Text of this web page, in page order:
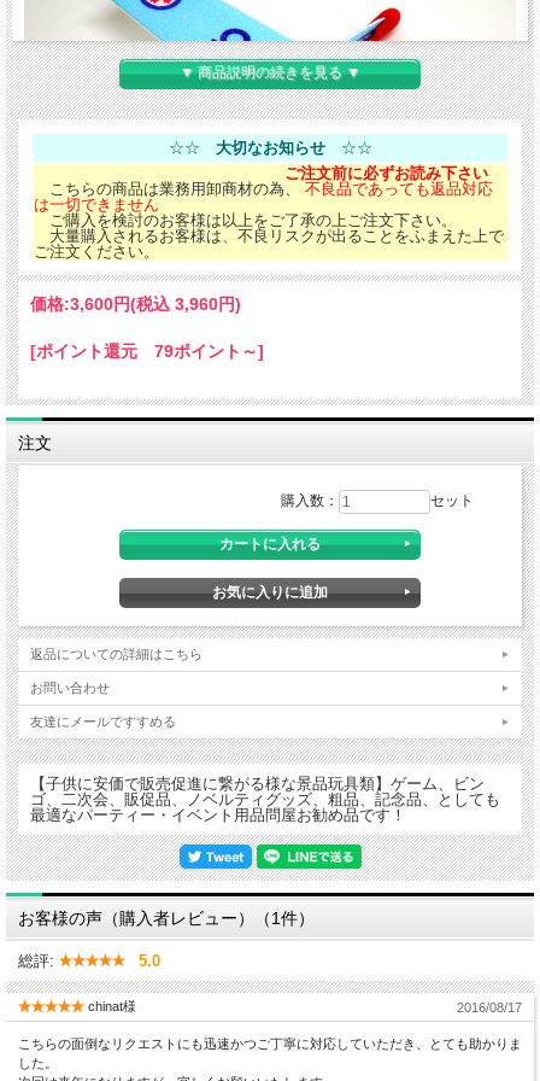
袋サイズ24×8.5cm、色柄アソート、組立て式。
▼ 商品説明の続きを見る ▼
☆☆ 大切なお知らせ☆☆
ご注文前に必ずお読み下さい
こちらの商品は業務用卸商材の為、
不良品であっても返品対応
は一切できません
ご購入を検討のお客様は以上をご了承の上ご注文下さい。
大量購入されるお客様は、不良リスクが出ることをふまえた上で
ご注文ください。
価格:3,600円(税込 3,960円)
[ポイント還元 79ポイント～]
注文
購入数： セット
返品についての詳細はこちら
お問い合わせ
友達にメールですすめる
【子供に安価で販売促進に繋がる様な景品玩具類】ゲーム、ビン
ゴ、二次会、販促品、ノベルティグッズ、粗品、記念品、としても
最適なパーティー・イベント用品問屋お勧め品です！
お客様の声（購入者レビュー）（1件）
総評: 5.0
chinat様 2016/08/17
こちらの面倒なリクエストにも迅速かつご丁寧に対応していただき、とても助かりま
した。